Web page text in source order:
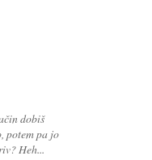
dobiš
potem pa jo
Heh...